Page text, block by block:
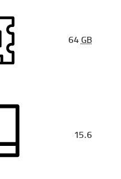
64GB
15.6